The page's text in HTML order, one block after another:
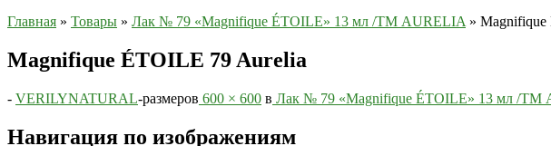
Главная » Товары » Лак № 79 «Magnifique ÉTOILE» 13 мл /ТМ AURELIA » Magnifique
Magnifique ÉTOILE 79 Aurelia
- VERILYNATURAL-размеров 600 × 600 в Лак № 79 «Magnifique ÉTOILE» 13 мл /ТМ
Навигация по изображениям